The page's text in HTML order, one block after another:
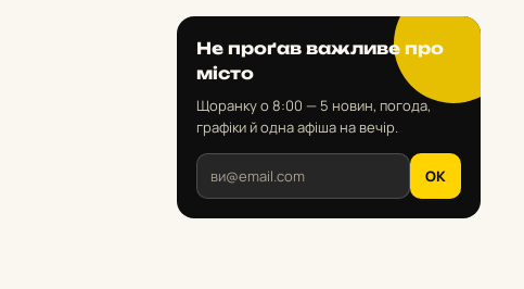
Не проґав важливе про
місто
Щоранку о 8:00 — 5 новин, погода,
графіки й одна афіша на вечір.
OK